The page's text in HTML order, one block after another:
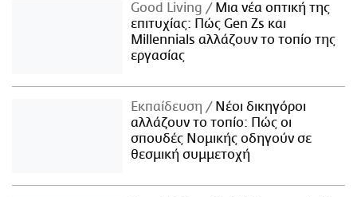
Good Living
Μια νέα οπτική της
επιτυχίας: Πώς Gen Zs και
Millennials αλλάζουν το τοπίο της
εργασίας
Εκπαίδευση
Νέοι δικηγόροι
αλλάζουν το τοπίο: Πώς οι
σπουδές Νομικής οδηγούν σε
θεσμική συμμετοχή